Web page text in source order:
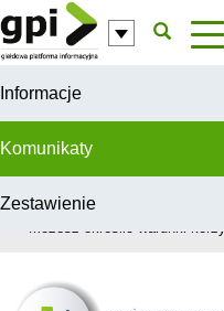
Przejdź do komentarzy
Informacje
Komunikaty
Zestawienie
W celu świadczenia usług
Możesz określić warunki
Ważne